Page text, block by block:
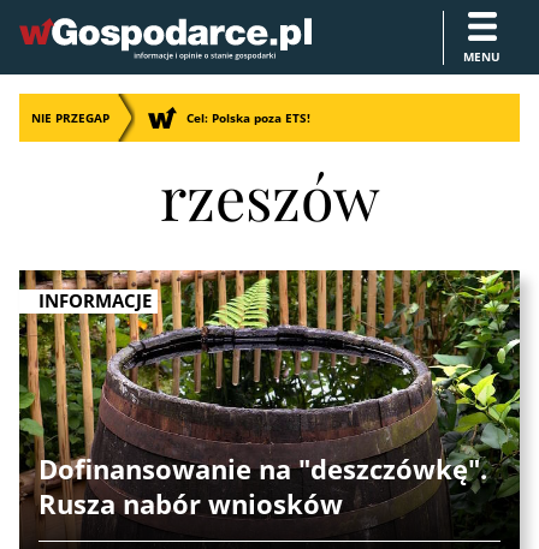
MENU
NIE PRZEGAP Cel: Polska poza ETS!
rzeszów
INFORMACJE
Dofinansowanie na "deszczówkę".
Rusza nabór wniosków